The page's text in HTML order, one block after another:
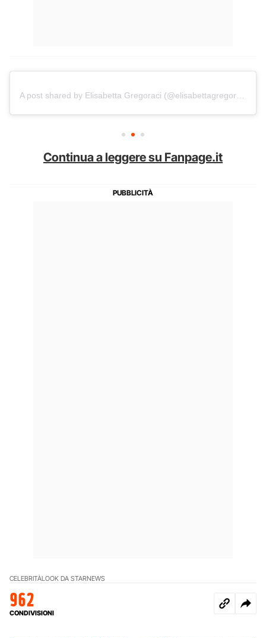
Continua a leggere su Fanpage.it
CELEBRITÀLOOK DA STARNEWS
962
CONDIVISIONI